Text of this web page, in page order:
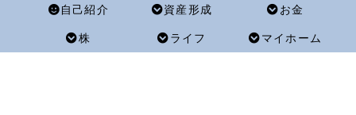
自己紹介 資産形成
お金
株
ライフ マイホーム